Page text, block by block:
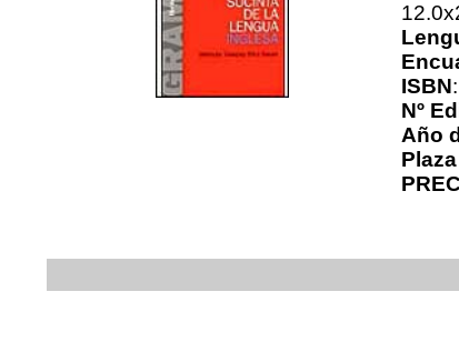
ISBN
Nº
Año